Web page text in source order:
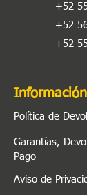
+52
+52
+52
Información
Política de
Garantías,
Pago
Aviso de